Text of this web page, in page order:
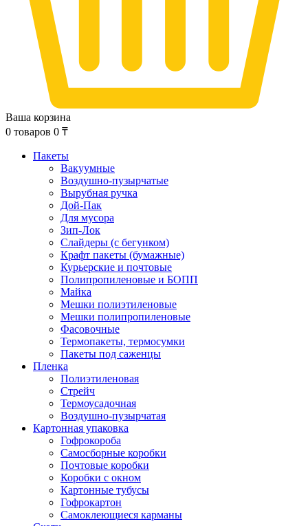
Ваша корзина
0 товаров 0 ₸
Пакеты
Вакуумные
Воздушно-пузырчатые
Вырубная ручка
Дой-Пак
Для мусора
Зип-Лок
Слайдеры (с бегунком)
Крафт пакеты (бумажные)
Курьерские и почтовые
Полипропиленовые и БОПП
Майка
Мешки полиэтиленовые
Мешки полипропиленовые
Фасовочные
Термопакеты, термосумки
Пакеты под саженцы
Пленка
Полиэтиленовая
Стрейч
Термоусадочная
Воздушно-пузырчатая
Картонная упаковка
Гофрокороба
Самосборные коробки
Почтовые коробки
Коробки с окном
Картонные тубусы
Гофрокартон
Самоклеющиеся карманы